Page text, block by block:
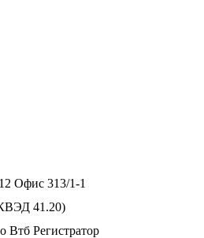
Офис 313/1-1
41.20)
Втб Регистратор